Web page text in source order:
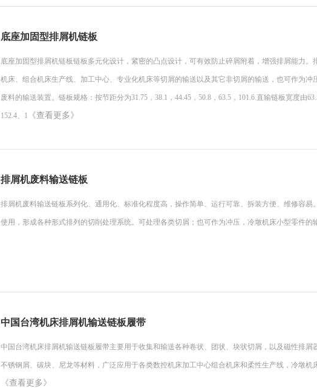
底座加固型排屑机链板
底座加固型排屑机链板链板多元化设计，紧密的凸点设计，可有效防止碎屑附着，增强排屑能力。
机床、组合机床生产线、加工中心、专业化机床等切屑的输送以及其它非切屑的输送，也可作为冲
废料的输送装置。链板规格：按节距分为31.75，38.1，44.45，50.8，63.5，101.6.直输链板宽度由
152.4、1 《查看更多》
排屑机废料输送链板
排屑机废料输送链板系列化、通用化、标准化程度高，操作简单、运行可靠、拆装方便、维修容易
使用，形成各种形式排列的切削处理系统。可处理各类切屑；也可作为冲压，冷墩机床小型零件的
中国台湾机床排屑机输送链板履带
中国台湾机床排屑机输送链板履带主要用于收集和输送各种卷状、团状、块状切屑，以及磁性排屑
不锈钢屑、碳块、尼龙等材料，广泛应用于各类数控机床加工中心组合机床和柔性生产线，冷墩机
《查看更多》